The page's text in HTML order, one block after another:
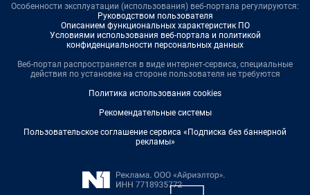
Особенности эксплуатации (использования) веб-портала регулируются:
Руководством пользователя
Описанием функциональных характеристик ПО
Условиями использования веб-портала и политикой
конфиденциальности персональных данных
Веб-портал распространяется в виде интернет-сервиса, специальные
действия по установке на стороне пользователя не требуются
Политика использования cookies
Рекомендательные системы
Пользовательское соглашение сервиса «Подписка без баннерной
рекламы»